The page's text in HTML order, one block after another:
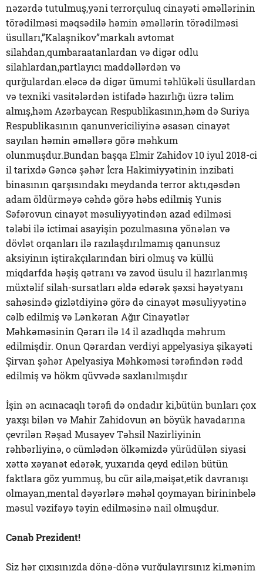
nəzərdə tutulmuş,yəni terrorçuluq cinayəti əməllərinin
törədilməsi məqsədilə həmin əməllərin törədilməsi
üsulları,”Kalaşnikov”markalı avtomat
silahdan,qumbaraatanlardan və digər odlu
silahlardan,partlayıcı maddəllərdən və
qurğulardan.eləcə də digər ümumi təhlükəli üsullardan
və texniki vasitələrdən istifadə hazırlığı üzrə təlim
almış,həm Azərbaycan Respublikasının,həm də Suriya
Respublikasının qanunvericiliyinə əsasən cinayət
sayılan həmin əməllərə görə məhkum
olunmuşdur.Bundan başqa Elmir Zahidov 10 iyul 2018-ci
il tarixdə Gəncə şəhər İcra Hakimiyyətinin inzibati
binasının qarşısındakı meydanda terror aktı,qəsdən
adam öldürməyə cəhdə görə həbs edilmiş Yunis
Səfərovun cinayət məsuliyyətindən azad edilməsi
tələbi ilə ictimai asayişin pozulmasına yönələn və
dövlət orqanları ilə razılaşdırılmamış qanunsuz
aksiyinın iştirakçılarından biri olmuş və küllü
miqdarfda həşiş qətranı və zavod üsulu il hazırlanmış
müxtəlif silah-sursatları əldə edərək şəxsi həyətyanı
sahəsində gizlətdiyinə görə də cinayət məsuliyyətinə
cəlb edilmiş və Lənkəran Ağır Cinayətlər
Məhkəməsinin Qərarı ilə 14 il azadlıqda məhrum
edilmişdir. Onun Qərardan verdiyi appelyasiya şikayəti
Şirvan şəhər Apelyasiya Məhkəməsi tərəfindən rədd
edilmiş və hökm qüvvədə saxlanılmışdır
İşin ən acınacaqlı tərəfi də ondadır ki,bütün bunları çox
yaxşı bilən və Mahir Zahidovun ən böyük havadarına
çevrilən Rəşad Musayev Təhsil Nazirliyinin
rəhbərliyinə, o cümlədən ölkəmizdə yürüdülən siyasi
xəttə xəyanət edərək, yuxarıda qeyd edilən bütün
faktlara göz yummuş, bu cür ailə,məişət,etik davranışı
olmayan,mental dəyərlərə məhəl qoymayan birininbelə
məsul vəzifəyə təyin edilməsinə nail olmuşdur.
Cənab Prezident!
Siz hər çıxışınızda dönə-dönə vurğulayırsınız ki,mənim